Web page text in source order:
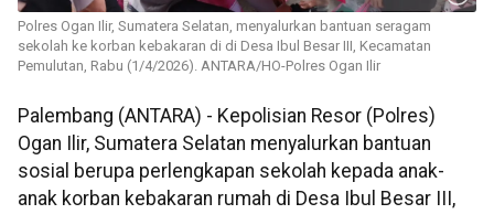
Polres Ogan Ilir, Sumatera Selatan, menyalurkan bantuan seragam
sekolah ke korban kebakaran di di Desa Ibul Besar III, Kecamatan
Pemulutan, Rabu (1/4/2026). ANTARA/HO-Polres Ogan Ilir
Palembang (ANTARA) - Kepolisian Resor (Polres)
Ogan Ilir, Sumatera Selatan menyalurkan bantuan
sosial berupa perlengkapan sekolah kepada anak-
anak korban kebakaran rumah di Desa Ibul Besar III,